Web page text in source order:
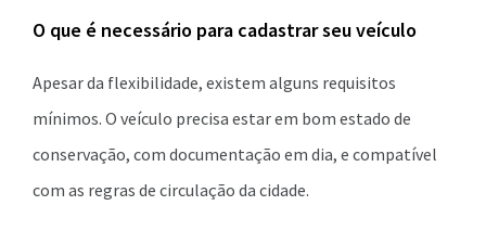
O que é necessário para cadastrar seu veículo
Apesar da flexibilidade, existem alguns requisitos
mínimos. O veículo precisa estar em bom estado de
conservação, com documentação em dia, e compatível
com as regras de circulação da cidade.